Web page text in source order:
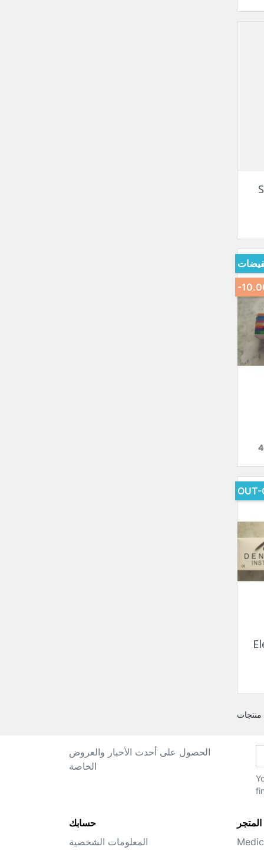
OUT-
الحصول على أحدث الأخبار والعروض
الخاصة
حسابك
المعلومات الشخصية